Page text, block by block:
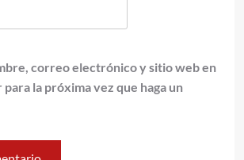
correo electrónico y sitio web en
la próxima vez que haga un